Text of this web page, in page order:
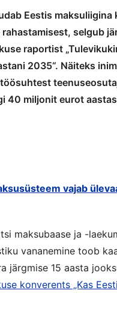
Eestis
selgub
raportist
2035“. Näiteks
40 miljonit eurot
vajab
maksubaase ja -
vananemine toob
järgmise 15 aasta
konverents „Kas